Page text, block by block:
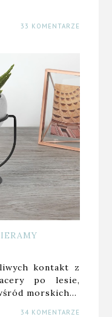
33 KOMENTARZE
kontakt z
po lesie,
morskich…
34 KOMENTARZE